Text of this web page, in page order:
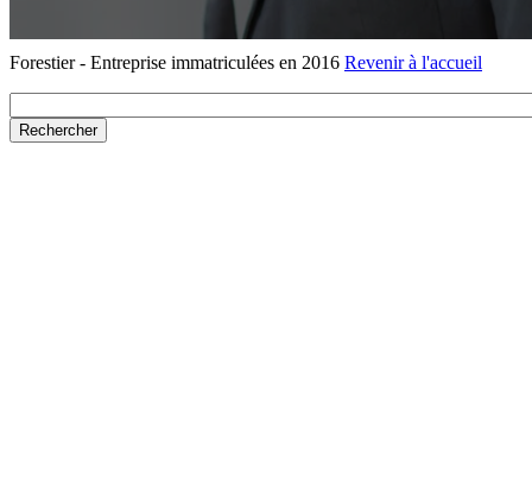
Forestier - Entreprise immatriculées en 2016 Revenir à l'accueil